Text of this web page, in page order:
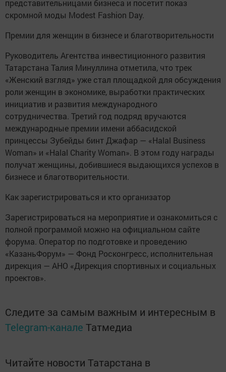
представительницами бизнеса и посетит показ
скромной моды Modest Fashion Day.
Премии для женщин в бизнесе и благотворительности
Руководитель Агентства инвестиционного развития
Татарстана Талия Минуллина отметила, что трек
«Женский взгляд» уже стал площадкой для обсуждения
роли женщин в экономике, выработки практических
инициатив и развития международного
сотрудничества. Третий год подряд вручаются
международные премии имени аббасидской
принцессы Зубейды бинт Джафар — «Halal Business
Woman» и «Halal Charity Woman». В этом году награды
получат женщины, добившиеся выдающихся успехов в
бизнесе и благотворительности.
Как зарегистрироваться и кто организатор
Зарегистрироваться на мероприятие и ознакомиться с
полной программой можно на официальном сайте
форума. Оператор по подготовке и проведению
«КазаньФорум» — Фонд Росконгресс, исполнительная
дирекция — АНО «Дирекция спортивных и социальных
проектов».
Следите за самым важным и интересным в
Telegram-канале Татмедиа
Читайте новости Татарстана в